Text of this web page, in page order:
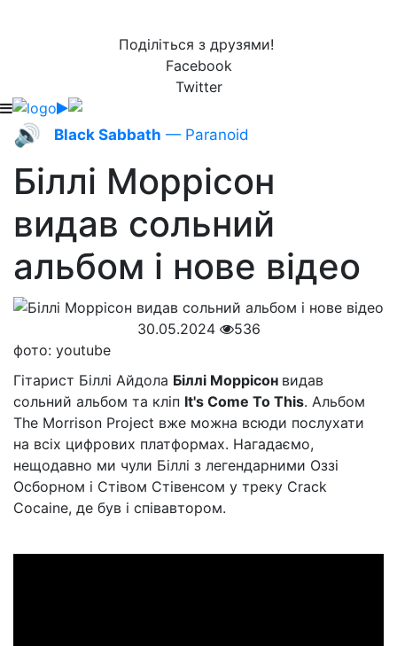
Поділіться з друзями!
Facebook
Twitter
🔊 Black Sabbath — Paranoid
Біллі Моррісон
видав сольний
альбом і нове відео
30.05.2024
536
фото: youtube
Гітарист Біллі Айдола Біллі Моррісон видав
сольний альбом та кліп It's Come To This. Альбом
The Morrison Project вже можна всюди послухати
на всіх цифрових платформах. Нагадаємо,
нещодавно ми чули Біллі з легендарними Оззі
Осборном і Стівом Стівенсом у треку Crack
Cocaine, де був і співавтором.